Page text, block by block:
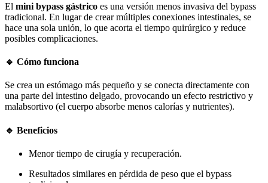
El mini bypass gástrico es una versión menos invasiva del bypass
tradicional. En lugar de crear múltiples conexiones intestinales, se
hace una sola unión, lo que acorta el tiempo quirúrgico y reduce
posibles complicaciones.
🔹 Cómo funciona
Se crea un estómago más pequeño y se conecta directamente con
una parte del intestino delgado, provocando un efecto restrictivo y
malabsortivo (el cuerpo absorbe menos calorías y nutrientes).
🔹 Beneficios
Menor tiempo de cirugía y recuperación.
Resultados similares en pérdida de peso que el bypass